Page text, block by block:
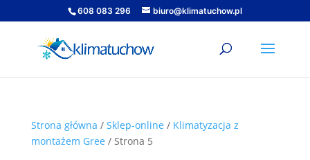
608 083 296 biuro@klimatuchow.pl
Strona główna / Sklep-online / Klimatyzacja z
montażem Gree / Strona 5